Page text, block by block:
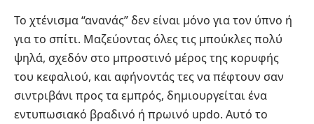
Το χτένισμα “ανανάς” δεν είναι μόνο για τον ύπνο ή
για το σπίτι. Μαζεύοντας όλες τις μπούκλες πολύ
ψηλά, σχεδόν στο μπροστινό μέρος της κορυφής
του κεφαλιού, και αφήνοντάς τες να πέφτουν σαν
σιντριβάνι προς τα εμπρός, δημιουργείται ένα
εντυπωσιακό βραδινό ή πρωινό updo. Αυτό το